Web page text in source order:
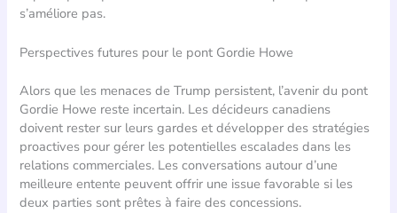
s’améliore pas.
Perspectives futures pour le pont Gordie Howe
Alors que les menaces de Trump persistent, l’avenir du pont
Gordie Howe reste incertain. Les décideurs canadiens
doivent rester sur leurs gardes et développer des stratégies
proactives pour gérer les potentielles escalades dans les
relations commerciales. Les conversations autour d’une
meilleure entente peuvent offrir une issue favorable si les
deux parties sont prêtes à faire des concessions.